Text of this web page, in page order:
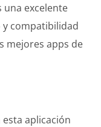
una excelente
y compatibilidad
mejores apps de
aplicación